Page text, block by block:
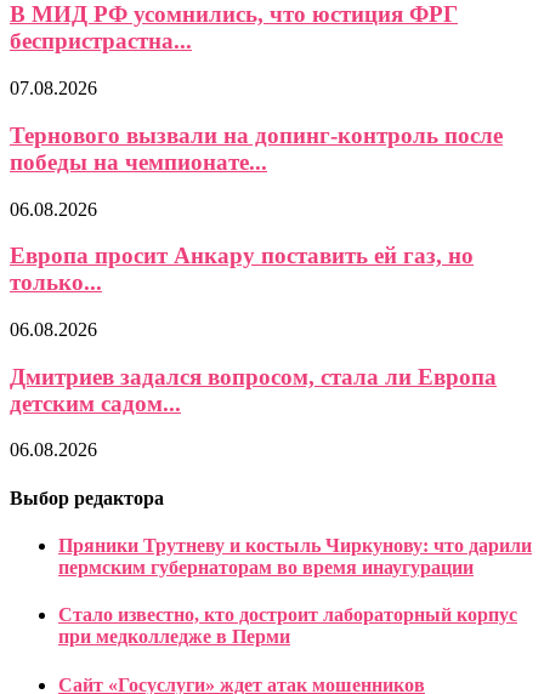
В МИД РФ усомнились, что юстиция ФРГ
беспристрастна...
07.08.2026
Тернового вызвали на допинг-контроль после
победы на чемпионате...
06.08.2026
Европа просит Анкару поставить ей газ, но
только...
06.08.2026
Дмитриев задался вопросом, стала ли Европа
детским садом...
06.08.2026
Выбор редактора
Пряники Трутневу и костыль Чиркунову: что дарили
пермским губернаторам во время инаугурации
Стало известно, кто достроит лабораторный корпус
при медколледже в Перми
Сайт «Госуслуги» ждет атак мошенников